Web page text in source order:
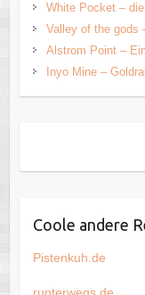
White Pocket –
Valley of the gods
Alstrom Point –
Inyo Mine –
Coole andere
Pistenkuh.de